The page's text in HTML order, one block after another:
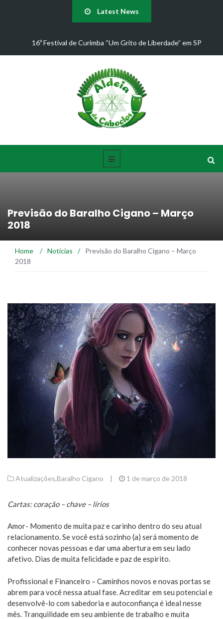
Latest News
16º Festival de Curimba “Um Grito de Liberdade” em SP
Previsão do Baralho Cigano – Março
2018
Home / Notícias /
Previsão do Baralho Cigano – Março
2018
Atualizações,Baralho Cigano | 1 de março de 2018
Cartas: coração – chave – lírios
Amor- Momento de muita paz e carinho dentro do seu atual
relacionamento. Se você está sozinho (a) será momento de
conhecer novas pessoas e dar uma abertura em seu lado
afetivo. Dias de muita felicidade e paz de espirito.
Profissional e Financeiro – Caminhos novos e novas portas se
abrem para você nessa atual fase. Acreditar em seu potencial e
desenvolvê-lo com sabedoria e autoconfiança é ideal nesse
mês. Tranquilidade em seu ambiente de trabalho e muita